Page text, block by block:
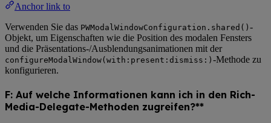
Anchor link to
Verwenden Sie das PWModalWindowConfiguration.shared() -
Objekt, um Eigenschaften wie die Position des modalen Fensters
und die Präsentations-/Ausblendungsanimationen mit der
configureModalWindow(with:present:dismiss:) -Methode zu
konfigurieren.
F: Auf welche Informationen kann ich in den Rich-
Media-Delegate-Methoden zugreifen?**